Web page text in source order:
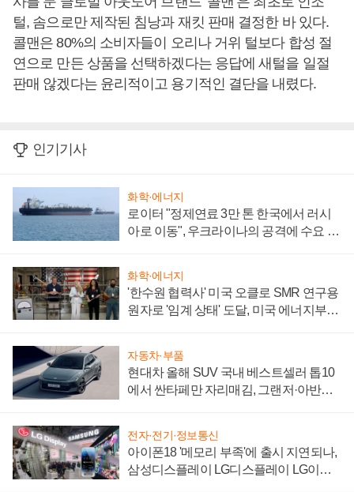
털, 솜으로만 제작된 침낭과 재킷 판매 결정한 바 있다.
콜맨은 80%의 소비자들이 오리나 거위 털보다 합성 절
연으로 만든 상품을 선택하겠다는 응답에 새털을 일절
판매 않겠다는 윤리적이고 용기적인 결단을 내렸다.
인기기사
화학·에너지
로이터 "정제연료 3만 톤 한국에서 러시
아로 이동", 우크라이나의 공격에 수요 늘
화학·에너지
'한수원 협력사' 미국 오클로 SMR 연구용
원자로 '임계 상태' 도달, 미국 에너지부
자동차·부품
현대차 올해 SUV 국내 베스트셀러 톱10
에서 싼타페만 자리매김, 그랜저·아반떼
전자·전기·정보통신
아이폰18 '메모리 부족'에 출시 지연되나,
삼성디스플레이 LG디스플레이 LG이노